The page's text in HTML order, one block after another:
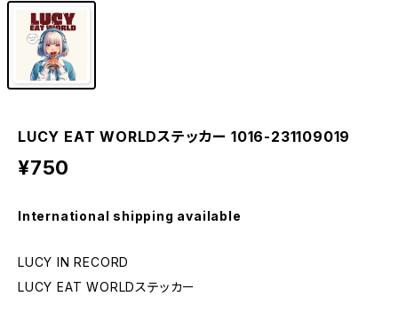
LUCY EAT WORLDステッカー 1016-231109019
¥750
International shipping available
LUCY IN RECORD
LUCY EAT WORLDステッカー